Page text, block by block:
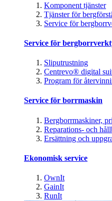
Komponent tjänster
Tjänster för
Service för
Service för
Sliputrustning
Centrevo® digital
Program för
Service för borrmaskin
Bergborrmaskiner,
Reparations- och
Ersättning och
Ekonomisk service
OwnIt
GainIt
RunIt